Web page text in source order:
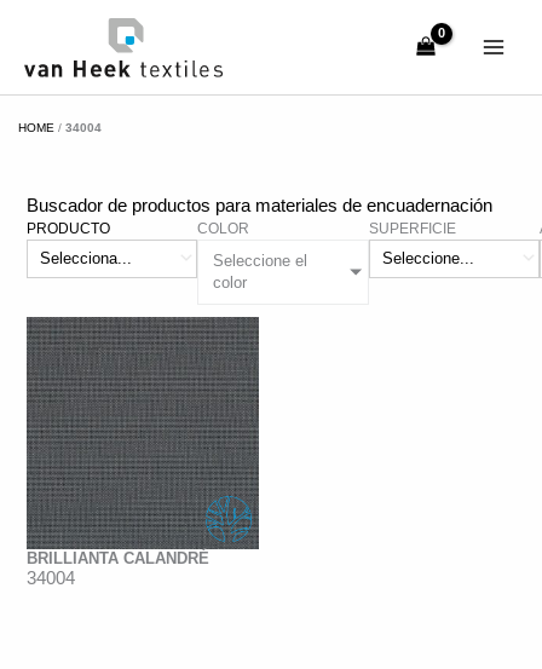
contenido
HOME / 34004
Buscador de productos para materiales de encuadernación
PRODUCTO COLOR
Seleccione el
color
SUPERFICIE
BRILLIANTA CALANDRÉ
34004